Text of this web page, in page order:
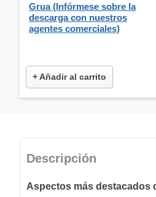
Grua (Infórmese sobre la
descarga con nuestros
agentes comerciales)
+ Añadir al carrito
Descripción
Aspectos más destacados